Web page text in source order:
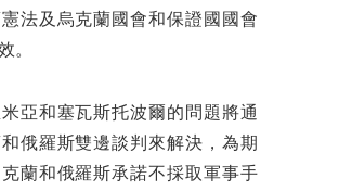
法及烏克蘭國會和保證國國會
。
亞和塞瓦斯托波爾的問題將通
俄羅斯雙邊談判來解決，為期
蘭和俄羅斯承諾不採取軍事手